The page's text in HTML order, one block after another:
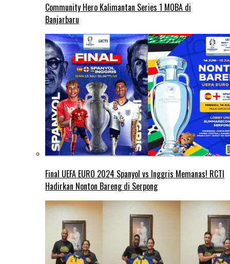
Community Hero Kalimantan Series 1 MOBA di
Banjarbaru
Final UEFA EURO 2024 Spanyol vs Inggris Memanas! RCTI
Hadirkan Nonton Bareng di Serpong